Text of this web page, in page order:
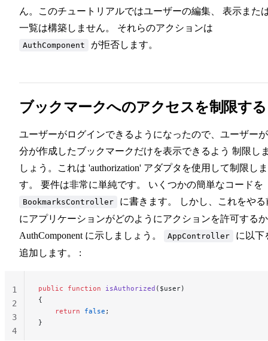
ん。このチュートリアルではユーザーの編集、 表示また
一覧は構築しません。 それらのアクションは
AuthComponent が拒否します。
ブックマークへのアクセスを制限する
ユーザーがログインできるようになったので、ユーザー
分が作成したブックマークだけを表示できるよう 制限し
しょう。これは 'authorization' アダプタを使用して制限しま
す。 要件は非常に単純です。 いくつかの簡単なコードを
BookmarksController
に書きます。 しかし、これをやる
にアプリケーションがどのようにアクションを許可する
AuthComponent に示しましょう。
AppController
に以下
追加します。 :
public function isAuthorized ($user)
{
    return
false ;
}
1
2
3
4